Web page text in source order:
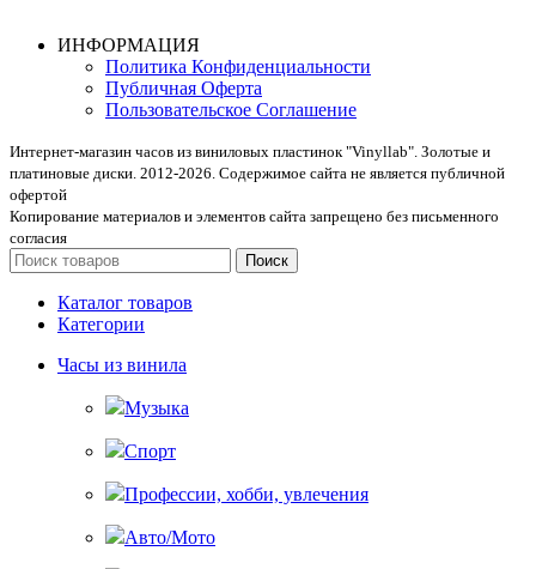
ИНФОРМАЦИЯ
Политика Конфиденциальности
Публичная Оферта
Пользовательское Соглашение
Интернет-магазин часов из виниловых пластинок "Vinyllab". Золотые и
платиновые диски. 2012-2026. Содержимое сайта не является публичной
офертой
Копирование материалов и элементов сайта запрещено без письменного
согласия
Поиск
Каталог товаров
Категории
Часы из винила
Музыка
Спорт
Профессии, хобби, увлечения
Авто/Мото